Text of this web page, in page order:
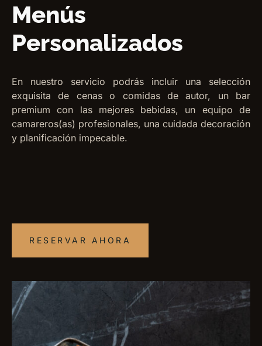
Menús
Personalizados
En nuestro servicio podrás incluir una selección
exquisita de cenas o comidas de autor, un bar
premium con las mejores bebidas, un equipo de
camareros(as) profesionales, una cuidada decoración
y planificación impecable.
RESERVAR AHORA